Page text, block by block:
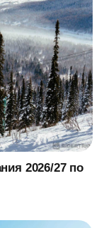
2026/27 по